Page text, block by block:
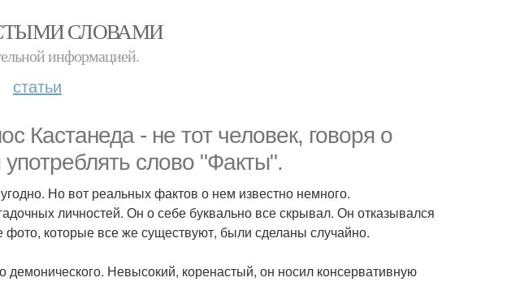
СЛОВАМИ
информацией.
статьи
Кастанеда - не тот человек, говоря о
слово "Факты".
Но вот реальных фактов о нем известно немного.
личностей. Он о себе буквально все скрывал. Он отказывался
которые все же существуют, были сделаны случайно.
Невысокий, коренастый, он носил консервативную